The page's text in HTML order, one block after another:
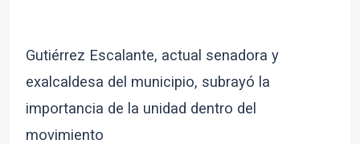
Gutiérrez Escalante, actual senadora y
exalcaldesa del municipio, subrayó la
importancia de la unidad dentro del
movimiento